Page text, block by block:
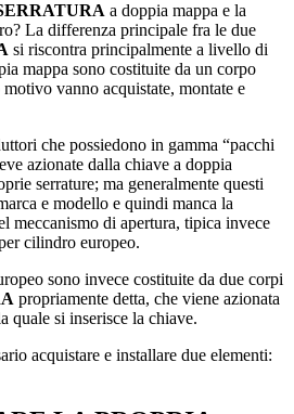
a doppia mappa e la
La differenza principale fra le due
si riscontra principalmente a livello di
mappa sono costituite da un corpo
vanno acquistate, montate e
che possiedono in gamma “pacchi
azionate dalla chiave a doppia
serrature; ma generalmente questi
e modello e quindi manca la
meccanismo di apertura, tipica invece
cilindro europeo.
sono invece costituite da due corpi
propriamente detta, che viene azionata
quale si inserisce la chiave.
acquistare e installare due elementi: